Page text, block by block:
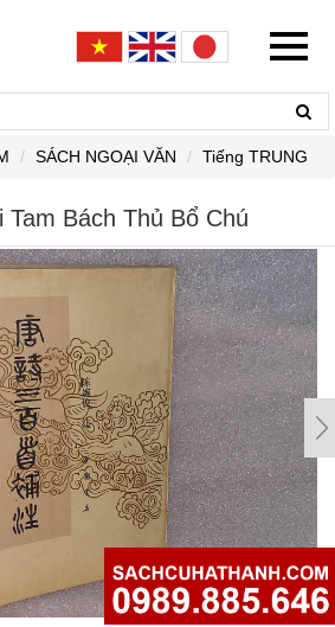
SÁCH NGOẠI VĂN Tiếng TRUNG
Bách Thủ Bổ Chú